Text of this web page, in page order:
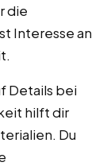
die
Interesse an
Details bei
hilft dir
Du